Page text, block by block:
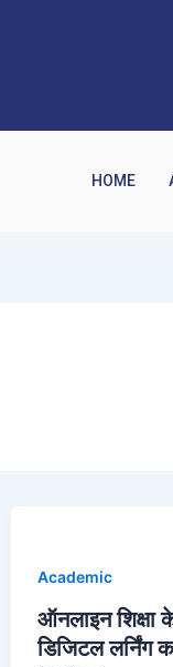
HOME
Academic
ऑनलाइन शिक्षा
डिजिटल लर्निंग